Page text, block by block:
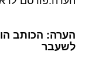
הערה: הכותב
לשעבר